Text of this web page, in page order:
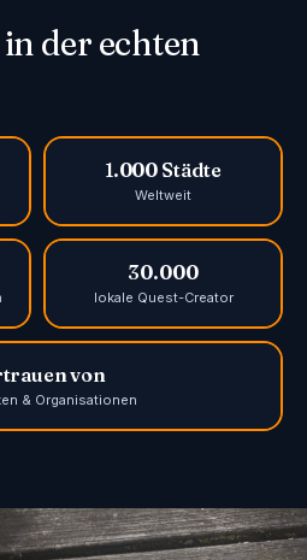
der echten
1.000 Städte
Weltweit
30.000
lokale Quest-Creator
von
& Organisationen